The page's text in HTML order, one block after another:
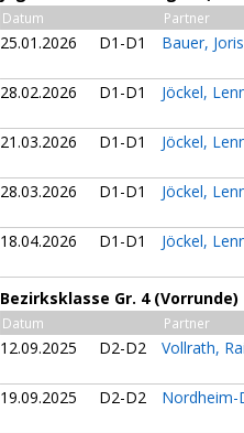
Datum Partner
25.01.2026 D1-D1 Bauer,
28.02.2026 D1-D1 Jöckel,
21.03.2026 D1-D1 Jöckel,
28.03.2026 D1-D1 Jöckel,
18.04.2026 D1-D1 Jöckel,
Bezirksklasse Gr. 4 (Vorrunde)
Datum Partner
12.09.2025 D2-D2 Vollrath,
19.09.2025 D2-D2